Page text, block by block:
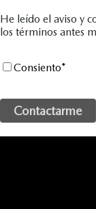
He leído el aviso y
los términos antes
Consiento*